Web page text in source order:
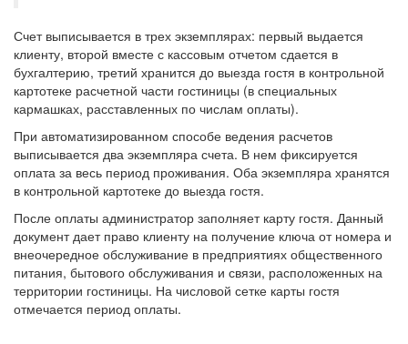
Счет выписывается в трех экземплярах: первый выдается
клиенту, второй вместе с кассовым отчетом сдается в
бухгалтерию, третий хранится до выезда гостя в контрольной
картотеке расчетной части гостиницы (в специальных
кармашках, расставленных по числам оплаты).
При автоматизированном способе ведения расчетов
выписывается два экземпляра счета. В нем фиксируется
оплата за весь период проживания. Оба экземпляра хранятся
в контрольной картотеке до выезда гостя.
После оплаты администратор заполняет карту гостя. Данный
документ дает право клиенту на получение ключа от номера и
внеочередное обслуживание в предприятиях общественного
питания, бытового обслуживания и связи, расположенных на
территории гостиницы. На числовой сетке карты гостя
отмечается период оплаты.